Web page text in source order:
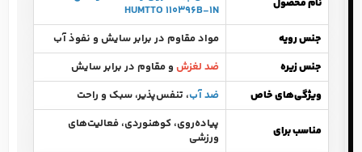
HUMTTO 110396B-1N
جنس رویه
مواد مقاوم در برابر سایش و نفوذ آب
جنس زیره
ضد لغزش و مقاوم در برابر سایش
ویژگی‌های خاص
ضد آب، تنفس‌پذیر، سبک و راحت
مناسب برای
پیاده‌روی، کوهنوردی، فعالیت‌های
ورزشی